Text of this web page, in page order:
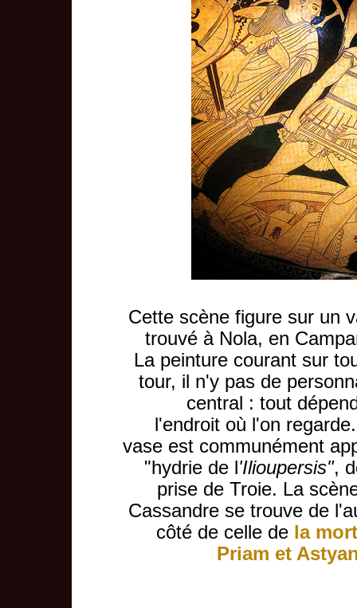
Cette scène figure sur un
trouvé à Nola, en
La peinture courant sur
tour, il n'y pas de
central : tout
l'endroit où l'on
vase est communément
"hydrie de l'Ilioupersis",
prise de Troie. La
Cassandre se trouve de
côté de celle de la
Priam et